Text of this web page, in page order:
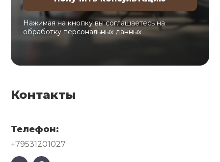
Нажимая на кнопку вы соглашаетесь на
обработкуперсональных данных
Контакты
Телефон:
+79531201027